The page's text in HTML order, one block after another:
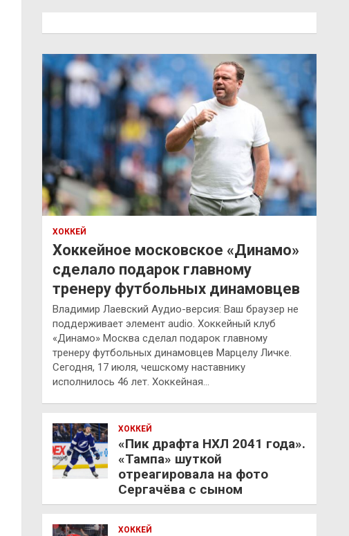
ХОККЕЙ
Хоккейное московское «Динамо»
сделало подарок главному
тренеру футбольных динамовцев
Владимир Лаевский Аудио-версия: Ваш браузер не
поддерживает элемент audio. Хоккейный клуб
«Динамо» Москва сделал подарок главному
тренеру футбольных динамовцев Марцелу Личке.
Сегодня, 17 июля, чешскому наставнику
исполнилось 46 лет. Хоккейная…
ХОККЕЙ
«Пик драфта НХЛ 2041 года».
«Тампа» шуткой
отреагировала на фото
Сергачёва с сыном
ХОККЕЙ